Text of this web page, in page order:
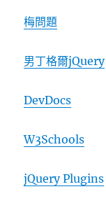
梅問題
男丁格爾jQuery
DevDocs
W3Schools
jQuery Plugins